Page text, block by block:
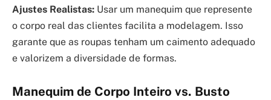
Ajustes Realistas: Usar um manequim que represente
o corpo real das clientes facilita a modelagem. Isso
garante que as roupas tenham um caimento adequado
e valorizem a diversidade de formas.
Manequim de Corpo Inteiro vs. Busto